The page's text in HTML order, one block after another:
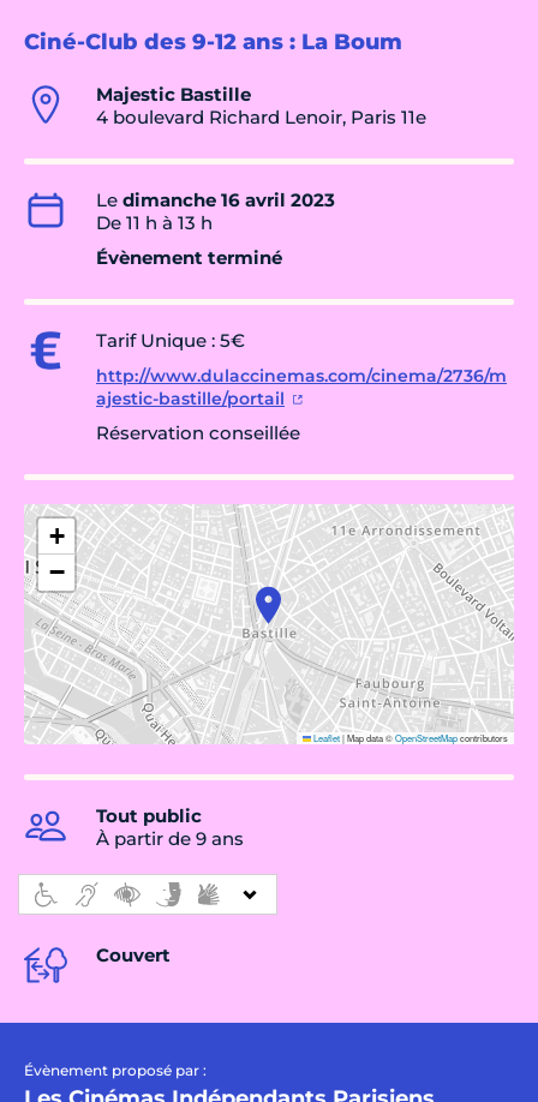
Ciné-Club des 9-12 ans : La Boum
Majestic Bastille
4 boulevard Richard Lenoir, Paris 11e
Le dimanche 16 avril 2023
De 11 h à 13 h
Évènement terminé
Tarif Unique : 5€
http://www.dulaccinemas.com/cinema/2736/m
ajestic-bastille/portail
Réservation conseillée
+
−
Leaflet|Map data ©OpenStreetMapcontributors
Tout public
À partir de 9 ans
Couvert
Évènement proposé par :